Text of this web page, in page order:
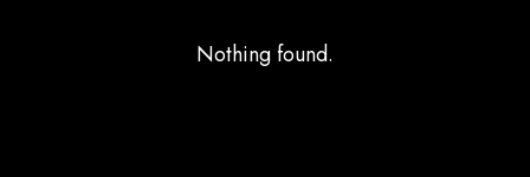
Nothing found.